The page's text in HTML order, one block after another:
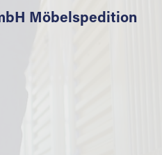
Möbelspedition